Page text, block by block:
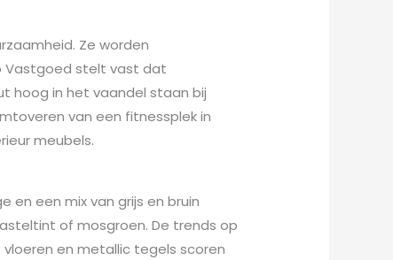
Ze worden
Vastgoed stelt vast dat
hoog in het vaandel staan bij
van een fitnessplek in
meubels.
en een mix van grijs en bruin
of mosgroen. De trends op
vloeren en metallic tegels scoren